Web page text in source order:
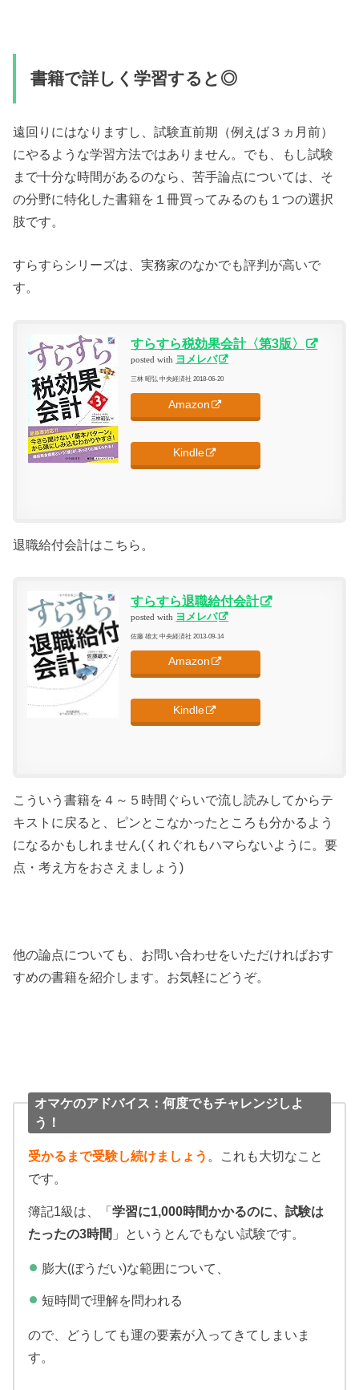
書籍で詳しく学習すると◎
遠回りにはなりますし、試験直前期（例えば３ヵ月前）
にやるような学習方法ではありません。でも、もし試験
まで十分な時間があるのなら、苦手論点については、そ
の分野に特化した書籍を１冊買ってみるのも１つの選択
肢です。
すらすらシリーズは、実務家のなかでも評判が高いで
す。
すらすら税効果会計〈第3版〉
posted with ヨメレバ
三林 昭弘 中央経済社 2018-06-20
Amazon
Kindle
退職給付会計はこちら。
すらすら退職給付会計
posted with ヨメレバ
佐藤 雄太 中央経済社 2013-09-14
Amazon
Kindle
こういう書籍を４～５時間ぐらいで流し読みしてからテ
キストに戻ると、ピンとこなかったところも分かるよう
になるかもしれません(くれぐれもハマらないように。要
点・考え方をおさえましょう)
他の論点についても、お問い合わせをいただければおす
すめの書籍を紹介します。お気軽にどうぞ。
オマケのアドバイス：何度でもチャレンジしよ
う！
受かるまで受験し続けましょう 。これも大切なこと
です。
簿記1級は、「学習に1,000時間かかるのに、試験は
たったの3時間 」というとんでもない試験です。
膨大(ぼうだい)な範囲について、
短時間で理解を問われる
ので、どうしても運の要素が入ってきてしまいま
す。